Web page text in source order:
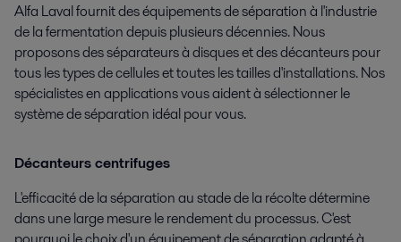
Alfa Laval fournit des équipements de séparation à l'industrie
de la fermentation depuis plusieurs décennies. Nous
proposons des séparateurs à disques et des décanteurs pour
tous les types de cellules et toutes les tailles d'installations. Nos
spécialistes en applications vous aident à sélectionner le
système de séparation idéal pour vous.
Décanteurs centrifuges
L'efficacité de la séparation au stade de la récolte détermine
dans une large mesure le rendement du processus. C'est